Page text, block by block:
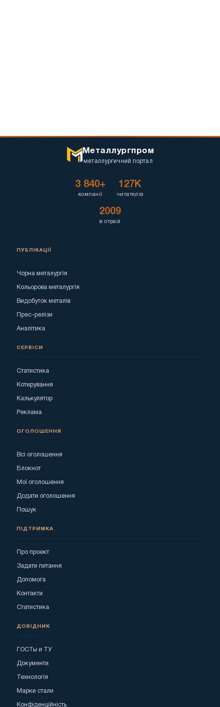
Металлургпром
металлургичний портал
3 840+
компанії
127K
читателів
2009
в отразі
ПУБЛІКАЦІЇ
Чорна металургія
Кольорова металургія
Видобуток металів
Прес-релізи
Аналітика
СЕРВІСИ
Статистика
Котирування
Калькулятор
Реклама
ОГОЛОШЕННЯ
Всі оголошення
Блокнот
Мої оголошення
Додати оголошення
Пошук
ПІДТРИМКА
Про проект
Задати питання
Допомога
Контакти
Статистика
ДОВІДНИК
ГОСТы и ТУ
Документи
Технологія
Марки стали
Конфіденційність